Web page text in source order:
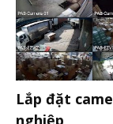
Lắp đặt
nghiệp